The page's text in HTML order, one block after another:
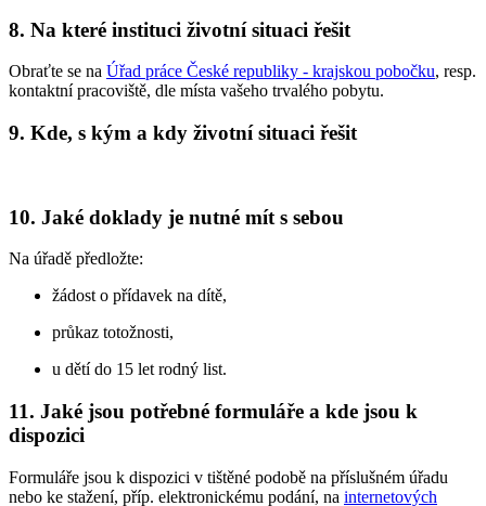
8. Na které instituci životní situaci řešit
Obraťte se na Úřad práce České republiky - krajskou pobočku, resp.
kontaktní pracoviště, dle místa vašeho trvalého pobytu.
9. Kde, s kým a kdy životní situaci řešit
10. Jaké doklady je nutné mít s sebou
Na úřadě předložte:
žádost o přídavek na dítě,
průkaz totožnosti,
u dětí do 15 let rodný list.
11. Jaké jsou potřebné formuláře a kde jsou k
dispozici
Formuláře jsou k dispozici v tištěné podobě na příslušném úřadu
nebo ke stažení, příp. elektronickému podání, na internetových